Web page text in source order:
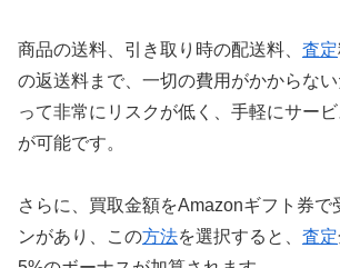
商品の送料、引き取り時の配送料、 査定
の返送料まで、一切の費用がかからな
って非常にリスクが低く、手軽にサー
が可能です。
さらに、買取金額をAmazonギフト券で
ンがあり、この方法を選択すると、 査定